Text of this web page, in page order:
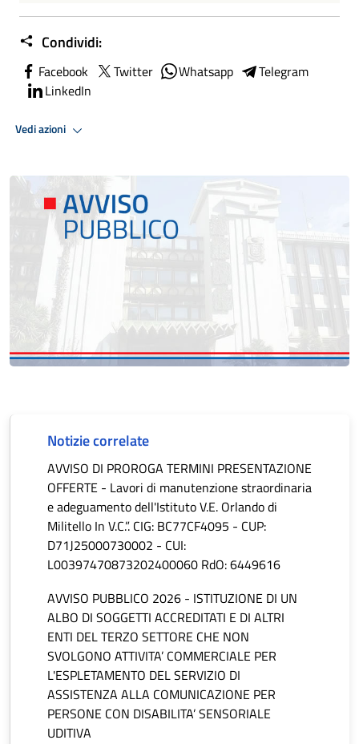
Condividi:
Facebook Twitter Whatsapp
Telegram
LinkedIn
Vedi azioni
Notizie correlate
AVVISO DI PROROGA TERMINI PRESENTAZIONE
OFFERTE - Lavori di manutenzione straordinaria
e adeguamento dell'Istituto V.E. Orlando di
Militello In V.C.”. CIG: BC77CF4095 - CUP:
D71J25000730002 - CUI:
L00397470873202400060 RdO: 6449616
AVVISO PUBBLICO 2026 - ISTITUZIONE DI UN
ALBO DI SOGGETTI ACCREDITATI E DI ALTRI
ENTI DEL TERZO SETTORE CHE NON
SVOLGONO ATTIVITA’ COMMERCIALE PER
L'ESPLETAMENTO DEL SERVIZIO DI
ASSISTENZA ALLA COMUNICAZIONE PER
PERSONE CON DISABILITA’ SENSORIALE
UDITIVA